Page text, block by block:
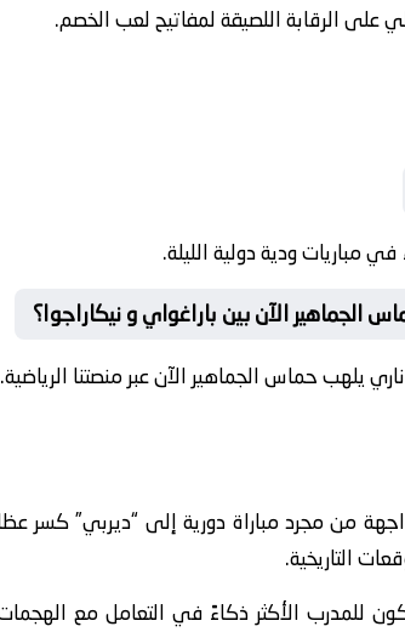
على الرقابة اللصيقة لمفاتيح لعب الخصم.
مباريات ودية دولية الليلة.
الآن بين باراغواي و نيكاراجوا؟
يلهب حماس الجماهير الآن عبر منصتنا الرياضية.
من مجرد مباراة دورية إلى “ديربي” كسر
التاريخية.
للمدرب الأكثر ذكاءً في التعامل مع